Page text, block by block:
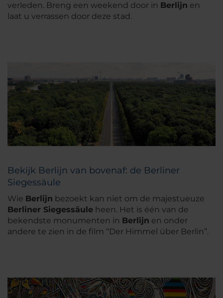
verleden. Breng een weekend door in Berlijn en
laat u verrassen door deze stad.
Bekijk Berlijn van bovenaf: de Berliner
Siegessäule
Wie Berlijn bezoekt kan niet om de majestueuze
Berliner Siegessäule heen. Het is één van de
bekendste monumenten in Berlijn en onder
andere te zien in de film “Der Himmel über Berlin”.